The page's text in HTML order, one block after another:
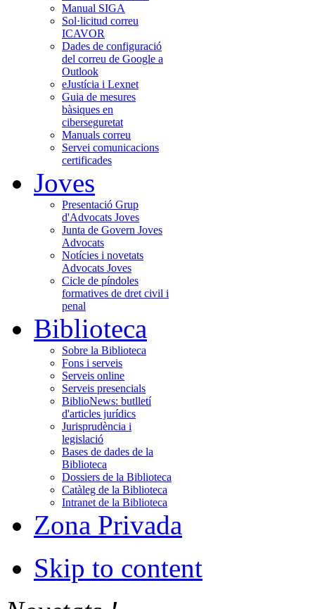
Manual SIGA
Sol·licitud correu
ICAVOR
Dades de configuració
del correu de Google a
Outlook
eJustícia i Lexnet
Guia de mesures
bàsiques en
ciberseguretat
Manuals correu
Servei comunicacions
certificades
Joves
Presentació Grup
d'Advocats Joves
Junta de Govern Joves
Advocats
Notícies i novetats
Advocats Joves
Cicle de píndoles
formatives de dret civil i
penal
Biblioteca
Sobre la Biblioteca
Fons i serveis
Serveis online
Serveis presencials
BiblioNews: butlletí
d'articles jurídics
Jurisprudència i
legislació
Bases de dades de la
Biblioteca
Dossiers de la Biblioteca
Catàleg de la Biblioteca
Intranet de la Biblioteca
Zona Privada
Skip to content